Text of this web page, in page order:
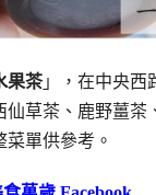
果茶」，在中央西
草茶、鹿野薑
單供參考。